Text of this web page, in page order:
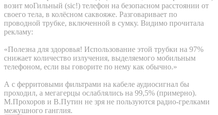
возит моГильный (sic!) телефон на безопасном расстоянии от
своего тела, в колёсном саквояже. Разговаривает по
проводной трубке, включенной в сумку. Видимо прочитала
рекламу:
«Полезна для здоровья! Использование этой трубки на 97%
снижает количество излучения, выделяемого мобильным
телефоном, если вы говорите по нему как обычно.»
А с ферритовыми фильтрами на кабеле аудиосигнал бы
проходил, а мегагерцы ослаблялись на 99,5% (примерно).
М.Прохоров и В.Путин не зря не пользуются радио-грелками
межушного ганглия.